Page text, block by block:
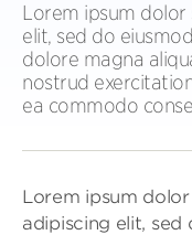
Lorem ipsum dolor
elit, sed do
dolore magna
nostrud
ea commodo
Lorem ipsum
adipiscing elit,